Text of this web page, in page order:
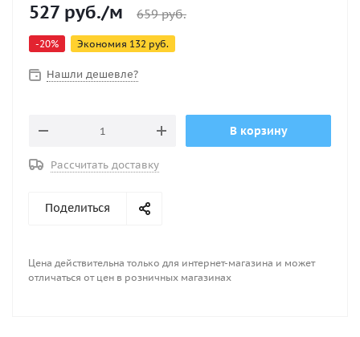
527 руб./м 659руб.
-20% Экономия 132 руб.
Нашли дешевле?
В корзину
Рассчитать доставку
Поделиться
Цена действительна только для интернет-магазина и может
отличаться от цен в розничных магазинах